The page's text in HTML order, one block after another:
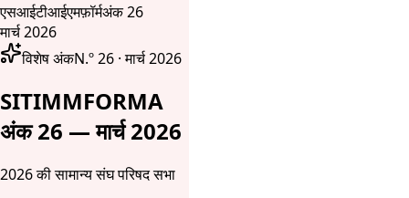
एसआईटीआईएमफ़ॉर्मअंक 26
मार्च 2026
विशेष अंकN.º 26 · मार्च 2026
SITIMMFORMA
अंक 26 — मार्च 2026
2026 की सामान्य संघ परिषद सभा